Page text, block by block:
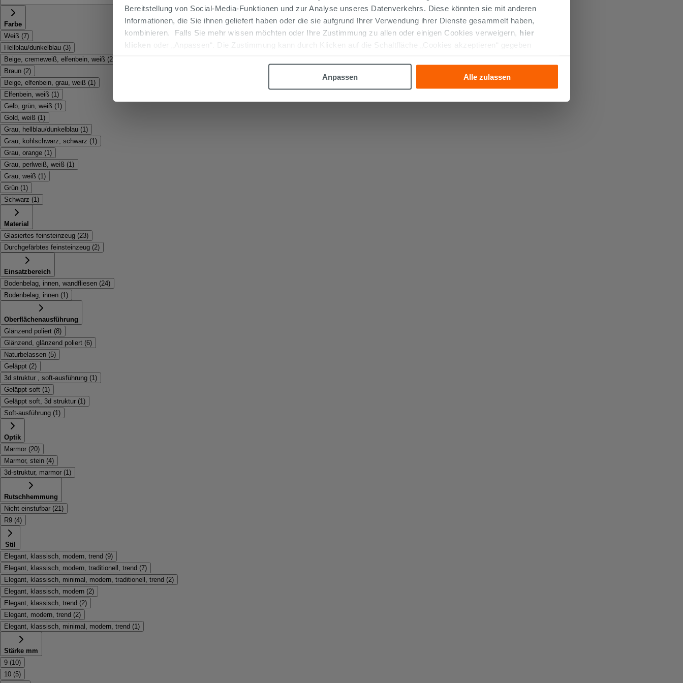
Bereitstellung von Social-Media-Funktionen und zur Analyse unseres Datenverkehrs. Diese könnten sie mit anderen
Informationen, die Sie ihnen geliefert haben oder die sie aufgrund Ihrer Verwendung ihrer Dienste gesammelt haben,
kombinieren. Falls Sie mehr wissen möchten oder Ihre Zustimmung zu allen oder einigen Cookies verweigern, hier
klicken
oder „Anpassen“. Die Zustimmung kann durch Klicken auf die Schaltfläche „Cookies akzeptieren“ gegeben
Anpassen
Alle zulassen
Farbe
Weiß (7)
Hellblau/dunkelblau (3)
Beige, cremeweiß, elfenbein, weiß (2
Braun (2)
Beige, elfenbein, grau, weiß (1 )
Elfenbein, weiß (1 )
Gelb, grün, weiß (1 )
Gold, weiß (1 )
Grau, hellblau/dunkelblau (1 )
Grau, kohlschwarz, schwarz (1 )
Grau, orange (1 )
Grau, perlweiß, weiß (1 )
Grau, weiß (1 )
Grün (1 )
Schwarz (1 )
Material
Glasiertes feinsteinzeug (23)
Durchgefärbtes feinsteinzeug (2)
Einsatzbereich
Bodenbelag, innen, wandfliesen (24)
Bodenbelag, innen (1 )
Oberflächenausführung
Glänzend poliert (8)
Glänzend, glänzend poliert (6)
Naturbelassen (5)
Geläppt (2)
3d struktur , soft-ausführung (1 )
Geläppt soft (1 )
Geläppt soft, 3d struktur (1 )
Soft-ausführung (1 )
Optik
Marmor (20)
Marmor, stein (4)
3d-struktur, marmor (1 )
Rutschhemmung
Nicht einstufbar (21 )
R9 (4)
Stil
Elegant, klassisch, modern, trend (9)
Elegant, klassisch, modern, traditionell, trend (7)
Elegant, klassisch, minimal, modern, traditionell, trend (2)
Elegant, klassisch, modern (2)
Elegant, klassisch, trend (2)
Elegant, modern, trend (2)
Elegant, klassisch, minimal, modern, trend (1 )
Stärke mm
9 (10)
10 (5)